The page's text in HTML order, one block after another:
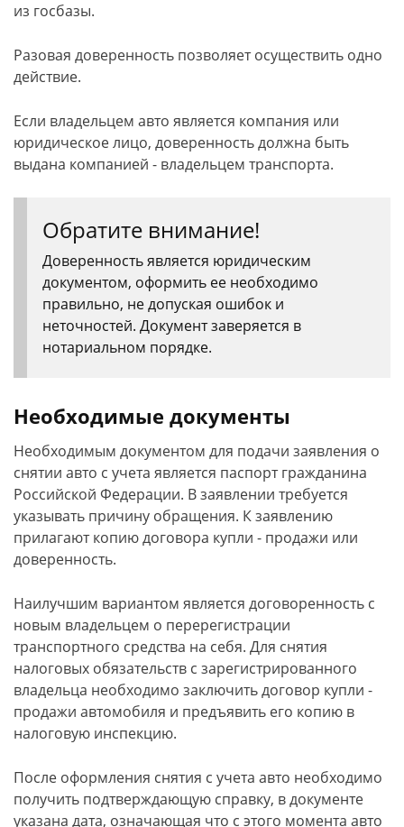
из госбазы.
Разовая доверенность позволяет осуществить одно
действие.
Если владельцем авто является компания или
юридическое лицо, доверенность должна быть
выдана компанией - владельцем транспорта.
Обратите внимание!
Доверенность является юридическим
документом, оформить ее необходимо
правильно, не допуская ошибок и
неточностей. Документ заверяется в
нотариальном порядке.
Необходимые документы
Необходимым документом для подачи заявления о
снятии авто с учета является паспорт гражданина
Российской Федерации. В заявлении требуется
указывать причину обращения. К заявлению
прилагают копию договора купли - продажи или
доверенность.
Наилучшим вариантом является договоренность с
новым владельцем о перерегистрации
транспортного средства на себя. Для снятия
налоговых обязательств с зарегистрированного
владельца необходимо заключить договор купли -
продажи автомобиля и предъявить его копию в
налоговую инспекцию.
После оформления снятия с учета авто необходимо
получить подтверждающую справку, в документе
указана дата, означающая что с этого момента авто